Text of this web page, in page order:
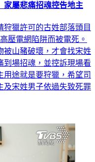
屬悲痛招魂控告地主
獵許可的古姓部落頭目
壓電網陷阱而被電死。
被山豬破壞，才會找宋姓
到場招魂，並控訴現場看
途就是要狩獵，希望司
及宋姓男子依過失致死罪